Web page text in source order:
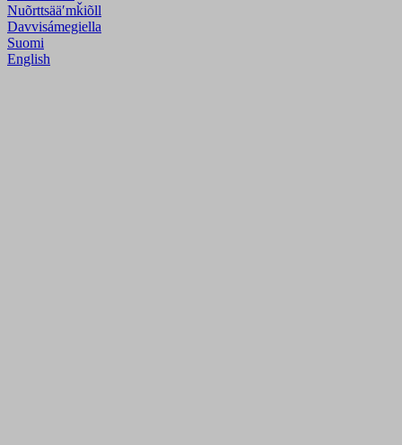
Nuõrttsääʹmǩiõll
Davvisámegiella
Suomi
English